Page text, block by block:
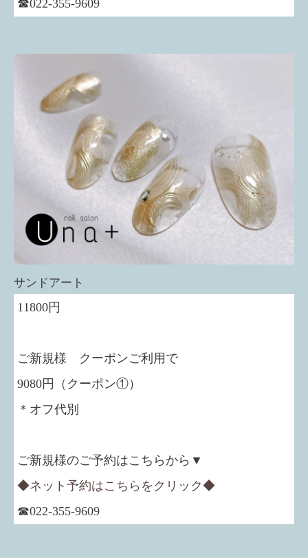
☎022-355-9609
サンドアート
11800円
ご新規様 クーポンご利用で
9080円（クーポン①）
＊オフ代別
ご新規様のご予約はこちらから▼
◆ネット予約はこちらをクリック◆
☎022-355-9609